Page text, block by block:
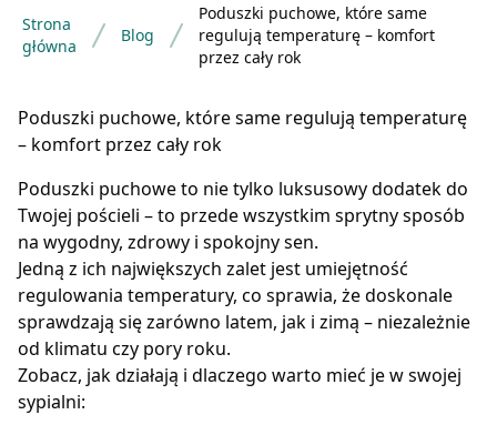
Strona
główna
Blog
Poduszki puchowe, które same
regulują temperaturę – komfort
przez cały rok
Poduszki puchowe, które same regulują temperaturę
– komfort przez cały rok
Poduszki puchowe to nie tylko luksusowy dodatek do
Twojej pościeli – to przede wszystkim sprytny sposób
na wygodny, zdrowy i spokojny sen.
Jedną z ich największych zalet jest umiejętność
regulowania temperatury, co sprawia, że doskonale
sprawdzają się zarówno latem, jak i zimą – niezależnie
od klimatu czy pory roku.
Zobacz, jak działają i dlaczego warto mieć je w swojej
sypialni: